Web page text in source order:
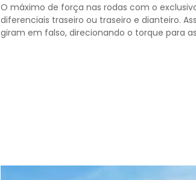
O máximo de força nas rodas com o
diferenciais traseiro ou traseiro e dianteiro.
giram em falso, direcionando o torque para